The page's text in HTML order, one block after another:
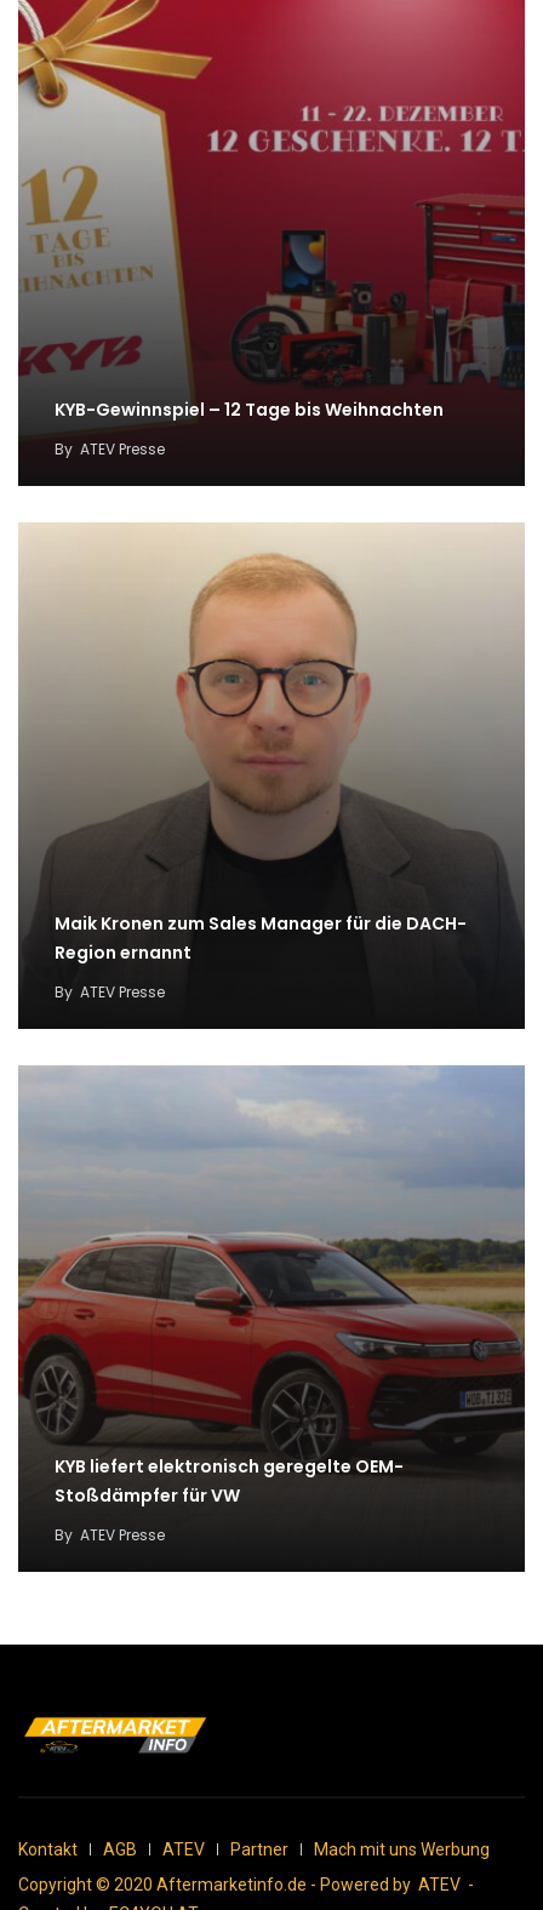
KYB-Gewinnspiel – 12 Tage bis Weihnachten
By ATEV Presse
Maik Kronen zum Sales Manager für die DACH-
Region ernannt
By ATEV Presse
KYB liefert elektronisch geregelte OEM-
Stoßdämpfer für VW
By ATEV Presse
Kontakt AGB ATEV Partner
Mach mit uns Werbung
Copyright © 2020 Aftermarketinfo.de - Powered by ATEV -